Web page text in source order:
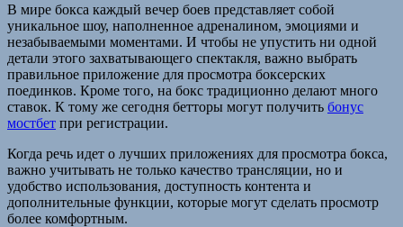
В мире бокса каждый вечер боев представляет собой
уникальное шоу, наполненное адреналином, эмоциями и
незабываемыми моментами. И чтобы не упустить ни одной
детали этого захватывающего спектакля, важно выбрать
правильное приложение для просмотра боксерских
поединков. Кроме того, на бокс традиционно делают много
ставок. К тому же сегодня бетторы могут получить бонус
мостбет при регистрации.
Когда речь идет о лучших приложениях для просмотра бокса,
важно учитывать не только качество трансляции, но и
удобство использования, доступность контента и
дополнительные функции, которые могут сделать просмотр
более комфортным.